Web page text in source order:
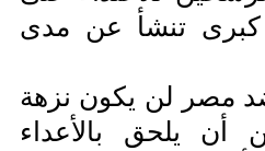
كبرى تنشأ عن مدى
مصر لن يكون نزهة
يلحق بالأعداء